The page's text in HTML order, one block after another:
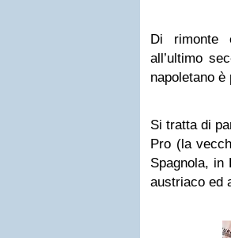
Di rimonte
all’ultimo
napoletano è
Si tratta di
Pro (la
Spagnola, in
austriaco ed